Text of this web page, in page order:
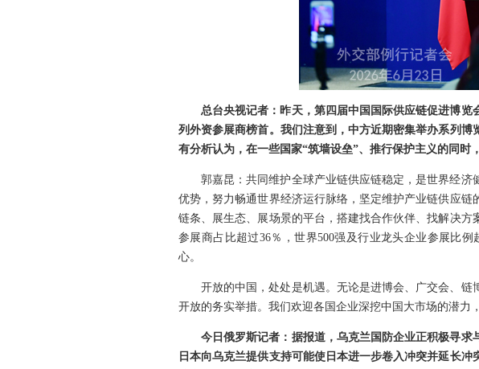
总台央视记者：昨天，第四届中国国际供应链促进博
列外资参展商榜首。我们注意到，中方近期密集举办系列
有分析认为，在一些国家“筑墙设垒”、推行保护主义的同
郭嘉昆：共同维护全球产业链供应链稳定，是世界经
优势，努力畅通世界经济运行脉络，坚定维护产业链供应
链条、展生态、展场景的平台，搭建找合作伙伴、找解决
参展商占比超过36％，世界500强及行业龙头企业参展比
心。
开放的中国，处处是机遇。无论是进博会、广交会、
开放的务实举措。我们欢迎各国企业深挖中国大市场的潜力
今日俄罗斯记者：据报道，乌克兰国防企业正积极寻
日本向乌克兰提供支持可能使日本进一步卷入冲突并延长